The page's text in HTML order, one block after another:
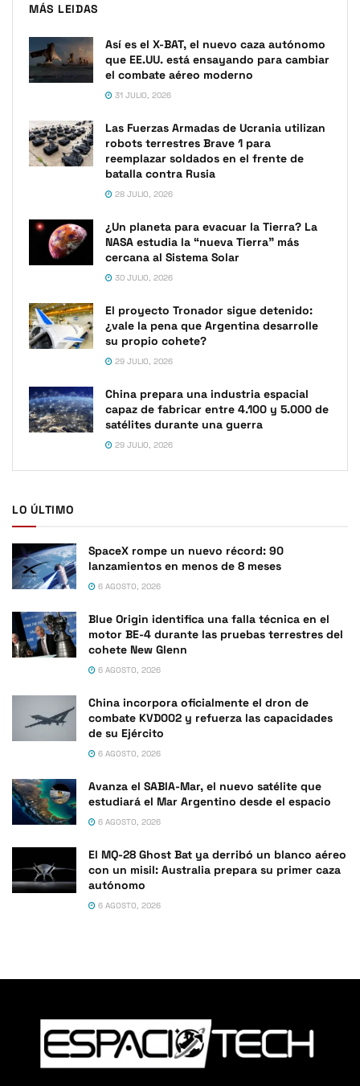
MÁS LEIDAS
Así es el X-BAT, el nuevo caza autónomo
que EE.UU. está ensayando para cambiar
el combate aéreo moderno
31 JULIO, 2026
Las Fuerzas Armadas de Ucrania utilizan
robots terrestres Brave 1 para
reemplazar soldados en el frente de
batalla contra Rusia
28 JULIO, 2026
¿Un planeta para evacuar la Tierra? La
NASA estudia la “nueva Tierra” más
cercana al Sistema Solar
30 JULIO, 2026
El proyecto Tronador sigue detenido:
¿vale la pena que Argentina desarrolle
su propio cohete?
29 JULIO, 2026
China prepara una industria espacial
capaz de fabricar entre 4.100 y 5.000 de
satélites durante una guerra
29 JULIO, 2026
LO ÚLTIMO
SpaceX rompe un nuevo récord: 90
lanzamientos en menos de 8 meses
6 AGOSTO, 2026
Blue Origin identifica una falla técnica en el
motor BE-4 durante las pruebas terrestres del
cohete New Glenn
6 AGOSTO, 2026
China incorpora oficialmente el dron de
combate KVD002 y refuerza las capacidades
de su Ejército
6 AGOSTO, 2026
Avanza el SABIA-Mar, el nuevo satélite que
estudiará el Mar Argentino desde el espacio
6 AGOSTO, 2026
El MQ-28 Ghost Bat ya derribó un blanco aéreo
con un misil: Australia prepara su primer caza
autónomo
6 AGOSTO, 2026